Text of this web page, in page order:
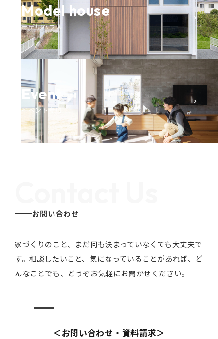
Model house
モデルハウス
›
Event
イベント参加
›
お問い合わせ
家づくりのこと、まだ何も決まっていなくても大丈夫で
す。相談したいこと、気になっていることがあれば、ど
んなことでも、どうぞお気軽にお聞かせください。
＜お問い合わせ・資料請求＞